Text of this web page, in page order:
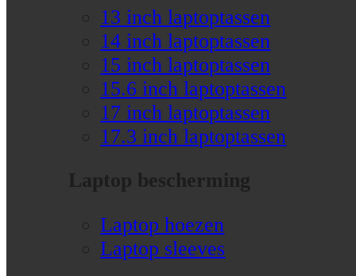
13 inch laptoptassen
14 inch laptoptassen
15 inch laptoptassen
15.6 inch laptoptassen
17 inch laptoptassen
17.3 inch laptoptassen
Laptop bescherming
Laptop hoezen
Laptop sleeves